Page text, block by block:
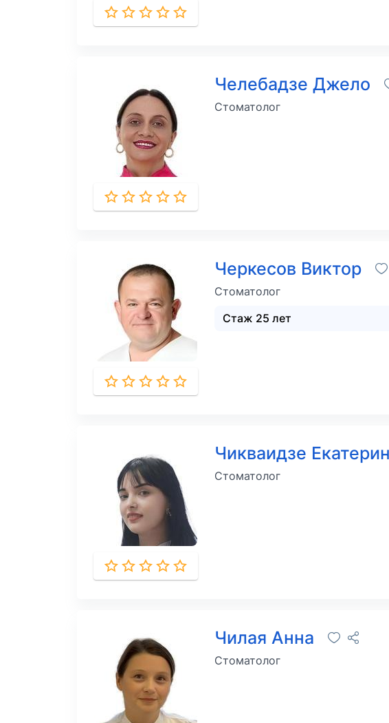
Челебадзе Джело
Стоматолог
Черкесов Виктор
Стоматолог
Стаж 25 лет
Чикваидзе
Стоматолог
Чилая Анна
Стоматолог